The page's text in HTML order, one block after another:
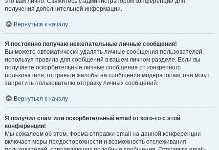
получения дополнительной информации.
Вернуться к началу
Я постоянно получаю нежелательные личные сообщения!
Вы можете автоматически удалять личные сообщения пользователей,
используя правила для сообщений в вашем личном разделе. Если вы
получаете оскорбительные личные сообщения от конкретного
пользователя, отправьте жалобы на сообщения модераторам; они могут
запретить пользователю отправку личных сообщений.
Вернуться к началу
Я получил спам или оскорбительный email от кого-то с этой
конференции!
Мы сожалеем об этом. Форма отправки email на данной конференции
включает меры предосторожности и возможность отслеживания